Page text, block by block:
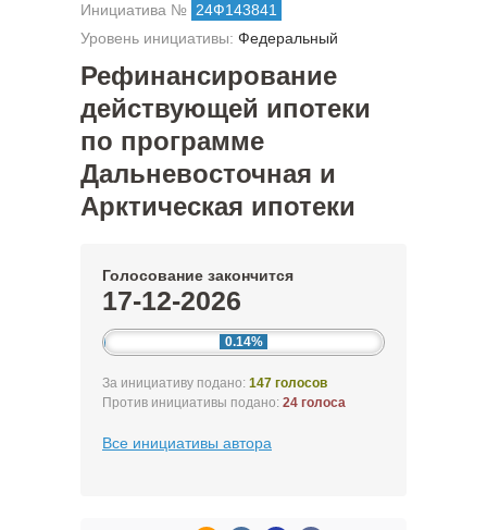
Инициатива № 24Ф143841
Уровень инициативы: Федеральный
Рефинансирование
действующей ипотеки
по программе
Дальневосточная и
Арктическая ипотеки
Голосование закончится
17-12-2026
0.14%
За инициативу подано: 147 голосов
Против инициативы подано: 24 голоса
Все инициативы автора